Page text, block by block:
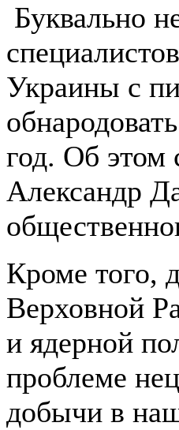
Буквально
Украины с
год. Об этом
Александр
Кроме того,
Верховной
и ядерной
проблеме
добычи в